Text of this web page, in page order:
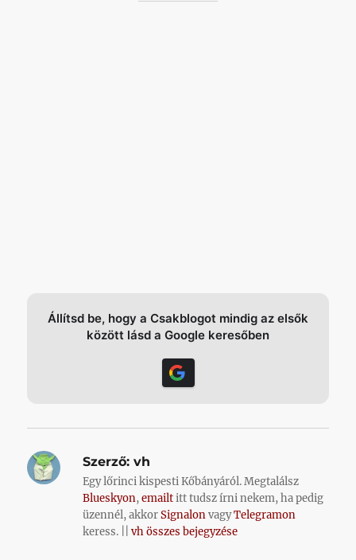
Állítsd be, hogy a Csakblogot mindig az elsők
között lásd a Google keresőben
Szerző: vh
Egy lőrinci kispesti Kőbányáról. Megtalálsz
Blueskyon,emailtitt tudsz írni nekem, ha pedig
üzennél, akkorSignalonvagyTelegramon
keress. ||vh összes bejegyzése